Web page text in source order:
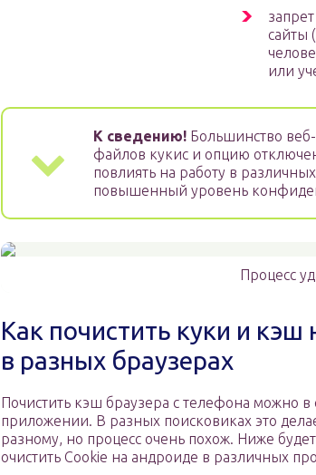
сайты
или
К сведению! Большинство
файлов кукис и опцию
повлиять на работу в
повышенный уровень
Процесс
Как почистить куки и
в разных браузерах
Почистить кэш браузера с телефона можно в
приложении. В разных поисковиках это
разному, но процесс очень похож. Ниже
очистить Cookie на андроиде в различных